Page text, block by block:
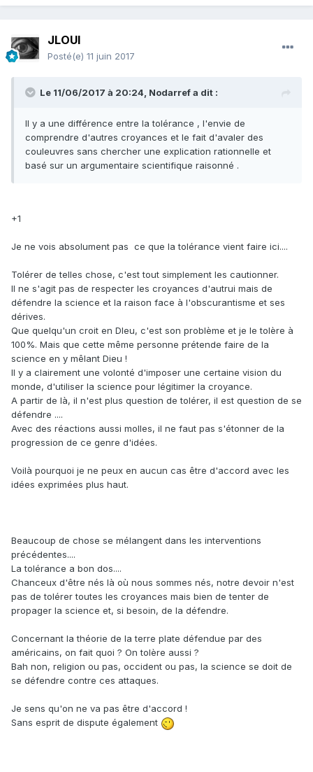
JLOUI
Posté(e) 11 juin 2017
Le 11/06/2017 à 20:24, Nodarrefa dit :
Il y a une différence entre la tolérance , l'envie de
comprendre d'autres croyances et le fait d'avaler des
couleuvres sans chercher une explication rationnelle et
basé sur un argumentaire scientifique raisonné .
+1
Je ne vois absolument pas ce que la tolérance vient faire ici....
Tolérer de telles chose, c'est tout simplement les cautionner.
Il ne s'agit pas de respecter les croyances d'autrui mais de
défendre la science et la raison face à l'obscurantisme et ses
dérives.
Que quelqu'un croit en DIeu, c'est son problème et je le tolère à
100%. Mais que cette même personne prétende faire de la
science en y mêlant Dieu !
Il y a clairement une volonté d'imposer une certaine vision du
monde, d'utiliser la science pour légitimer la croyance.
A partir de là, il n'est plus question de tolérer, il est question de se
défendre ....
Avec des réactions aussi molles, il ne faut pas s'étonner de la
progression de ce genre d'idées.
Voilà pourquoi je ne peux en aucun cas être d'accord avec les
idées exprimées plus haut.
Beaucoup de chose se mélangent dans les interventions
précédentes....
La tolérance a bon dos....
Chanceux d'être nés là où nous sommes nés, notre devoir n'est
pas de tolérer toutes les croyances mais bien de tenter de
propager la science et, si besoin, de la défendre.
Concernant la théorie de la terre plate défendue par des
américains, on fait quoi ? On tolère aussi ?
Bah non, religion ou pas, occident ou pas, la science se doit de
se défendre contre ces attaques.
Je sens qu'on ne va pas être d'accord !
Sans esprit de dispute également